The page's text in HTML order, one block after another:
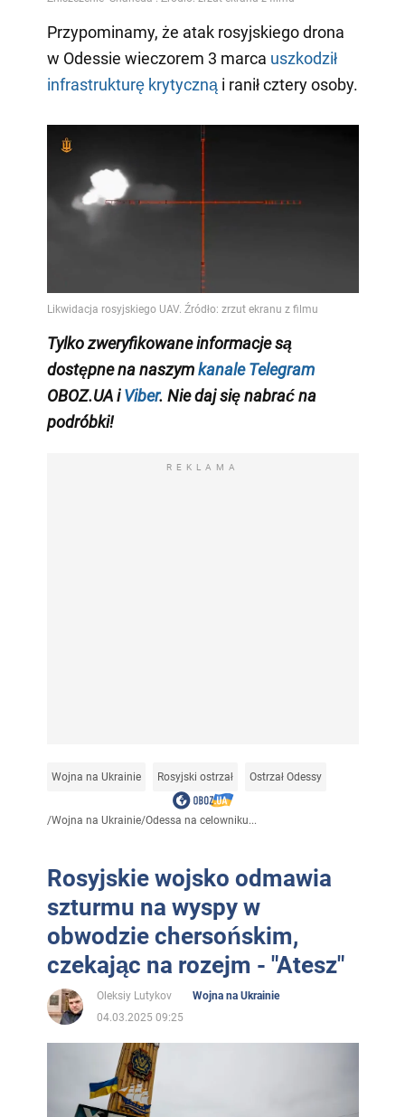
Przypominamy, że atak rosyjskiego drona
w Odessie wieczorem 3 marca uszkodził
infrastrukturę krytycznąi ranił cztery osoby.
Tylko zweryfikowane informacje są
dostępne na naszymkanale Telegram
OBOZ.UA iViber. Nie daj się nabrać na
podróbki!
REKLAMA
Wojna na Ukrainie Rosyjski ostrzał Ostrzał Odessy
/Wojna na Ukrainie/Odessa na celowniku...
Rosyjskie wojsko odmawia
szturmu na wyspy w
obwodzie chersońskim,
czekając na rozejm - "Atesz"
Oleksiy Lutykov
Wojna na Ukrainie
04.03.2025 09:25